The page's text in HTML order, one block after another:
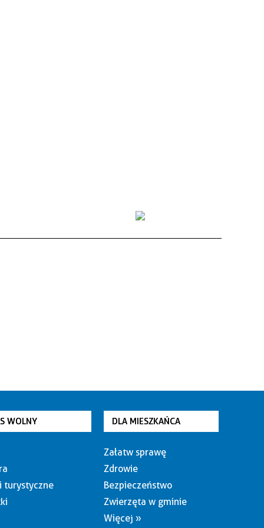
WOLNY
turystyczne
DLA MIESZKAŃCA
Załatw sprawę
Zdrowie
Bezpieczeństwo
Zwierzęta w gminie
Więcej »